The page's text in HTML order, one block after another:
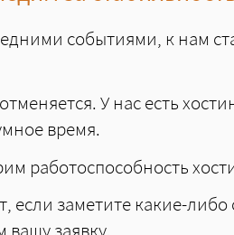
событиями, к нам
У нас есть
время.
работоспособность
если заметите какие-